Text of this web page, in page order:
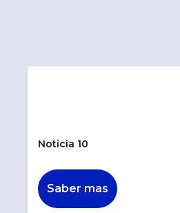
Noticia 10
Saber mas